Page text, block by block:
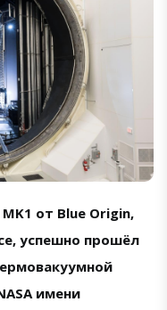
от Blue Origin,
успешно прошёл
имени